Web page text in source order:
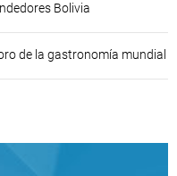
Bolivia
de la gastronomía mundial